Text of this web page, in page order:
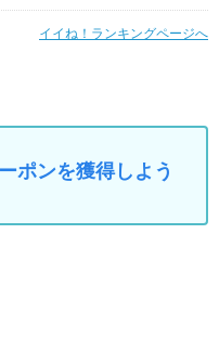
イイね！ランキングページへ
ポンを獲得しよう